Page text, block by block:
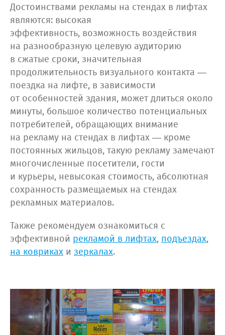
Достоинствами рекламы на стендах в лифтах
являются: высокая
эффективность, возможность воздействия
на разнообразную целевую аудиторию
в сжатые сроки, значительная
продолжительность визуального контакта —
поездка на лифте, в зависимости
от особенностей здания, может длиться около
минуты, большое количество потенциальных
потребителей, обращающих внимание
на рекламу на стендах в лифтах — кроме
постоянных жильцов, такую рекламу замечают
многочисленные посетители, гости
и курьеры, невысокая стоимость, абсолютная
сохранность размещаемых на стендах
рекламных материалов.
Также рекомендуем ознакомиться с
эффективной рекламой в лифтах,подъездах,
на ковриках и зеркалах.